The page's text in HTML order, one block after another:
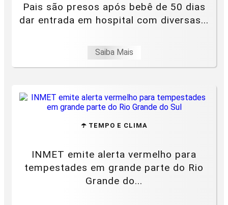
Pais são presos após bebê de 50 dias
dar entrada em hospital com diversas...
Saiba Mais
☂️ TEMPO E CLIMA
INMET emite alerta vermelho para
tempestades em grande parte do Rio
Grande do...